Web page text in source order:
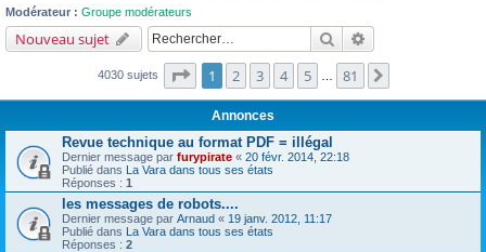
c
Modérateur : Groupe modérateurs
Nouveau sujet Rechercher
4030 sujets Page sur81
1 2 3 4 5 81
Annonces
Revue technique au format PDF = illégal
Dernier message par furypirate « 20 févr. 2014, 22:18
Publié dans La Vara dans tous ses états
Réponses : 1
les messages de robots....
Dernier message par Arnaud « 19 janv. 2012, 11:17
Publié dans La Vara dans tous ses états
Réponses : 2